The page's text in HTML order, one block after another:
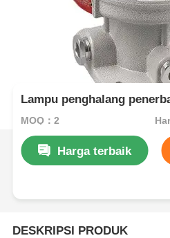
Lampu penghalang
MOQ：2
Harga terbaik
DESKRIPSI PRODUK